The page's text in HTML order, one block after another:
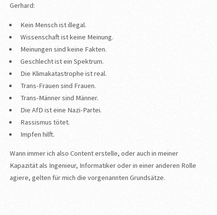
Gerhard:
Kein Mensch ist illegal.
Wissenschaft ist keine Meinung.
Meinungen sind keine Fakten.
Geschlecht ist ein Spektrum.
Die Klimakatastrophe ist real.
Trans-Frauen sind Frauen.
Trans-Männer sind Männer.
Die AfD ist eine Nazi-Partei.
Rassismus tötet.
Impfen hilft.
Wann immer ich also Content erstelle, oder auch in meiner
Kapazität als Ingenieur, Informatiker oder in einer anderen Rolle
agiere, gelten für mich die vorgenannten Grundsätze.